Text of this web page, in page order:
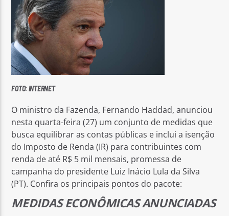
FOTO: INTERNET
O ministro da Fazenda, Fernando Haddad, anunciou
nesta quarta-feira (27) um conjunto de medidas que
busca equilibrar as contas públicas e inclui a isenção
do Imposto de Renda (IR) para contribuintes com
renda de até R$ 5 mil mensais, promessa de
campanha do presidente Luiz Inácio Lula da Silva
(PT). Confira os principais pontos do pacote:
MEDIDAS ECONÔMICAS ANUNCIADAS